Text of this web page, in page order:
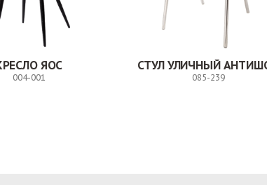
ЯОС
004-001
СТУЛ УЛИЧНЫЙ
085-239